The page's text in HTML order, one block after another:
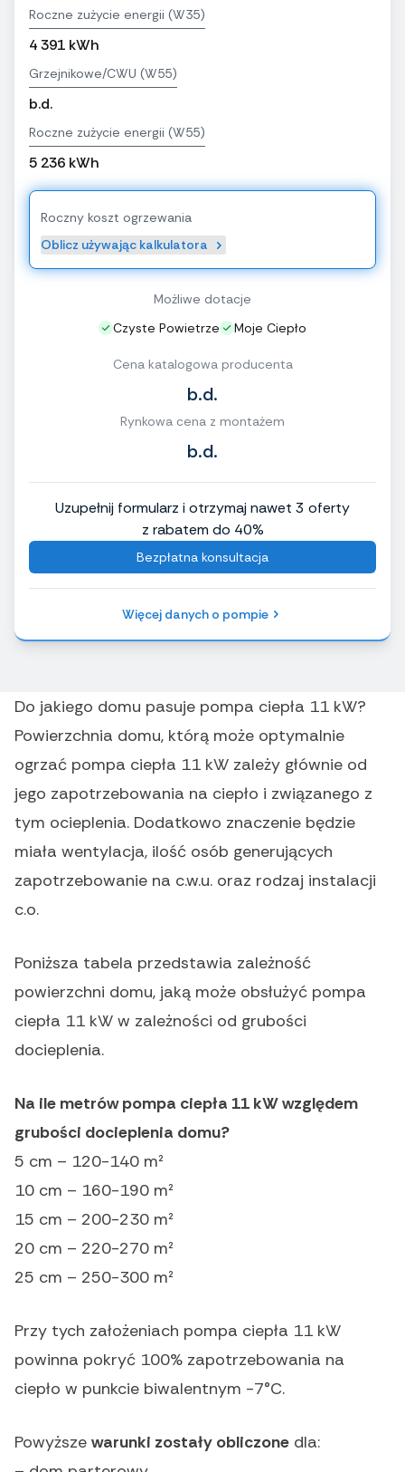
Roczne zużycie energii (W35)
4 391 kWh
Grzejnikowe/CWU (W55)
b.d.
Roczne zużycie energii (W55)
5 236 kWh
Roczny koszt ogrzewania
Oblicz używając kalkulatora
Możliwe dotacje
Czyste Powietrze
Moje Ciepło
Cena katalogowa producenta
b.d.
Rynkowa cena z montażem
b.d.
Uzupełnij formularz i otrzymaj nawet 3 oferty
z rabatem do 40%
Bezpłatna konsultacja
Więcej danych o pompie
Do jakiego domu pasuje pompa ciepła 11 kW?
Powierzchnia domu, którą może optymalnie
ogrzać pompa ciepła 11 kW zależy głównie od
jego zapotrzebowania na ciepło i związanego z
tym ocieplenia. Dodatkowo znaczenie będzie
miała wentylacja, ilość osób generujących
zapotrzebowanie na c.w.u. oraz rodzaj instalacji
c.o.
Poniższa tabela przedstawia zależność
powierzchni domu, jaką może obsłużyć pompa
ciepła 11 kW w zależności od grubości
docieplenia.
Na ile metrów pompa ciepła 11 kW względem
grubości docieplenia domu?
5 cm – 120-140 m²
10 cm – 160-190 m²
15 cm – 200-230 m²
20 cm – 220-270 m²
25 cm – 250-300 m²
Przy tych założeniach pompa ciepła 11 kW
powinna pokryć 100% zapotrzebowania na
ciepło w punkcie biwalentnym -7°C.
Powyższe warunki zostały obliczone dla: